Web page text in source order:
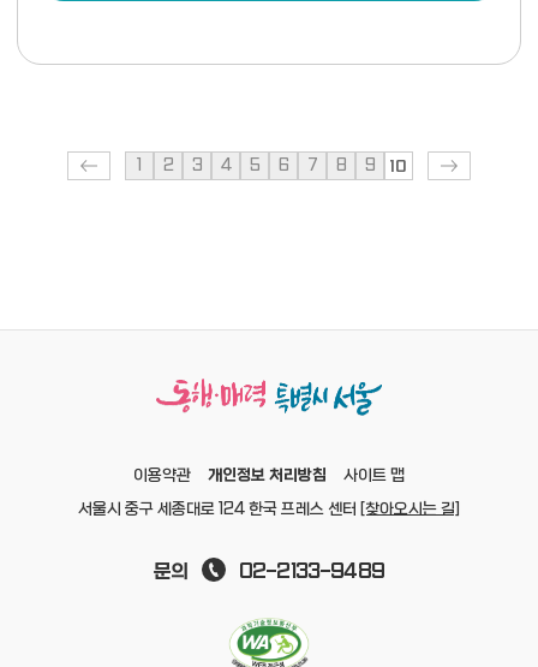
2 3 4 5 6 7 8 9 10
이용약관 개인정보 처리방침
사이트 맵
서울시 중구 세종대로 124 한국 프레스 센터
[찾아오시는 길]
문의 02-2133-9489